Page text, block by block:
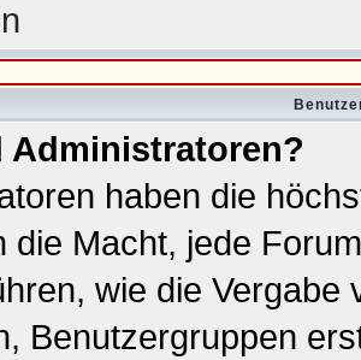
Administratoren?
haben die
die Macht, jede
wie die
Benutzergruppen